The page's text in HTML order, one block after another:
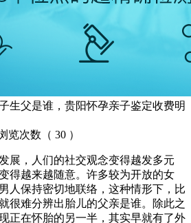
生父是谁，贵阳怀孕亲子鉴定收费明
览次数（ 30 ）
展，人们的社交观念变得越发多元
得越来越随意。许多较为开放的女
人保持密切地联络，这种情形下，比
很难分辨出胎儿的父亲是谁。除此之
正在怀胎的另一半，其实早就有了外